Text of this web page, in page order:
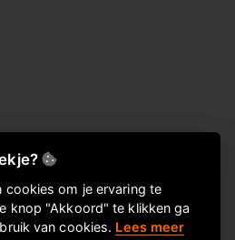
cookies om je ervaring te
knop "Akkoord" te klikken ga
van cookies. Lees meer